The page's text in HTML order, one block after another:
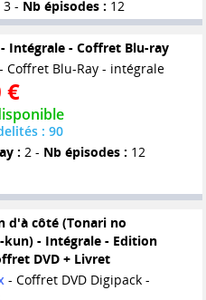
3 - Nb épisodes : 12
- Intégrale - Coffret Blu-ray
Coffret Blu-Ray - intégrale
€
: 90
: 2 - Nb épisodes : 12
d'à côté (Tonari no
kun) - Intégrale - Edition
DVD + Livret
- Coffret DVD Digipack -